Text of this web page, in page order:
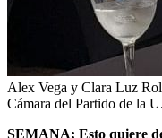
Alex Vega y Clara Luz
Cámara del Partido de la U.
SEMANA: Esto quiere